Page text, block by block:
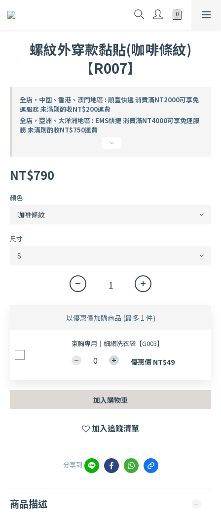
螺紋外穿款黏貼(咖啡條紋)
【R007】
全店，中國、香港、澳門地區 : 順豐快遞 消費滿NT2000可享免
運服務 未滿則酌收NT$200運費
全店，亞洲、大洋洲地區 : EMS快捷 消費滿NT4000可享免運服
務 未滿則酌收NT$750運費
NT$790
顏色
尺寸
以優惠價加購商品 (最多 1 件)
束胸專用｜細網洗衣袋【G003】
優惠價 NT$49
加入購物車
加入追蹤清單
分享到
商品描述